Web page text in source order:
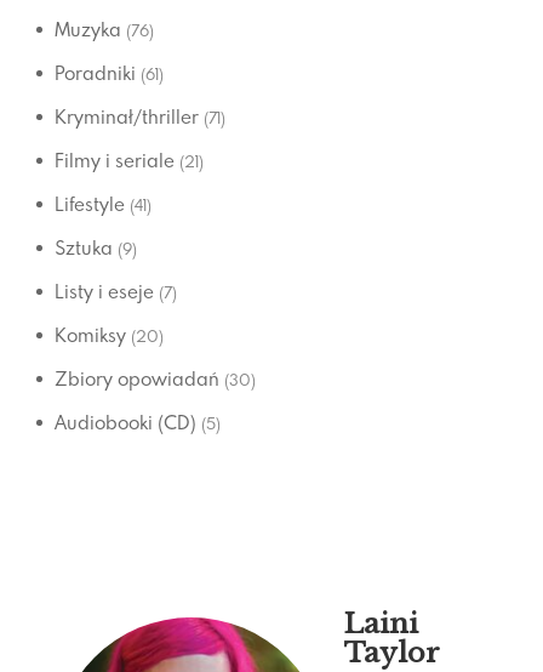
Muzyka (76)
Poradniki (61)
Kryminał/thriller (71)
Filmy i seriale (21)
Lifestyle (41)
Sztuka (9)
Listy i eseje (7)
Komiksy (20)
Zbiory opowiadań (30)
Audiobooki (CD) (5)
Laini
Taylor